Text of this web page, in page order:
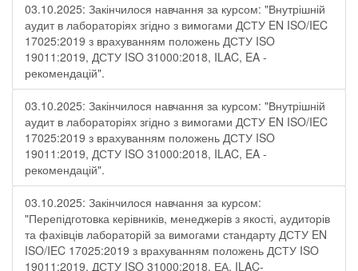
03.10.2025: Закінчилося навчання за курсом: "Внутрішній
аудит в лабораторіях згідно з вимогами ДСТУ EN ISO/IEC
17025:2019 з врахуванням положень ДСТУ ISO
19011:2019, ДСТУ ISO 31000:2018, ILAC, EA -
рекомендацій".
03.10.2025: Закінчилося навчання за курсом: "Внутрішній
аудит в лабораторіях згідно з вимогами ДСТУ EN ISO/IEC
17025:2019 з врахуванням положень ДСТУ ISO
19011:2019, ДСТУ ISO 31000:2018, ILAC, EA -
рекомендацій".
03.10.2025: Закінчилося навчання за курсом:
"Перепідготовка керівників, менеджерів з якості, аудиторів
та фахівців лабораторій за вимогами стандарту ДСТУ EN
ISO/IEC 17025:2019 з врахуванням положень ДСТУ ISO
19011:2019, ДСТУ ISO 31000:2018, ЕА, ILAC-